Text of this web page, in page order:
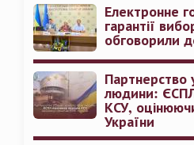
Електронне
гарантії
обговорили
Партнерство
людини:
КСУ,
України